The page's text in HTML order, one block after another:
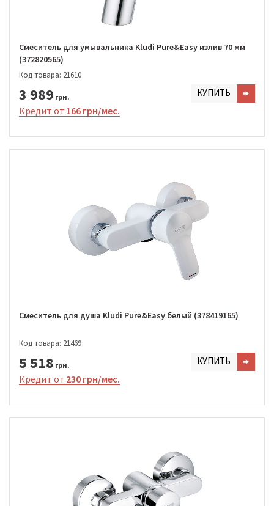
Смеситель для умывальника Kludi Pure&Easy излив 70 мм
(372820565)
Код товара: 21610
3 989 грн. КУПИТЬ
Кредит от 166 грн/мес.
Смеситель для душа Kludi Pure&Easy белый (378419165)
Код товара: 21469
5 518 грн. КУПИТЬ
Кредит от 230 грн/мес.